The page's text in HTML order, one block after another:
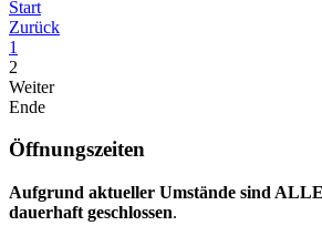
Start
Zurück
1
2
Weiter
Ende
Öffnungszeiten
Aufgrund aktueller Umstände sind
dauerhaft geschlossen.